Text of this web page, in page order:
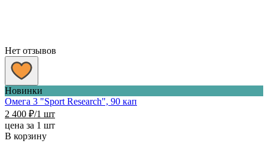
Нет отзывов
Новинки
Омега 3 "Sport Research", 90 кап
2 400 ₽/1 шт
цена за 1 шт
В корзину